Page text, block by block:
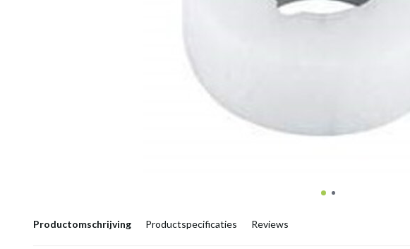
Productomschrijving Productspecificaties Reviews